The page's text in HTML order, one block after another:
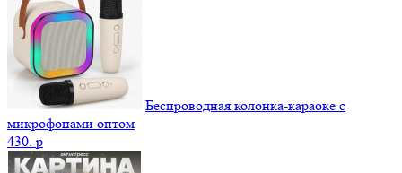
Беспроводная колонка-караоке с
микрофонами оптом
430. p